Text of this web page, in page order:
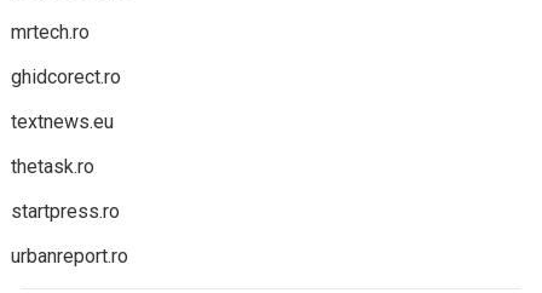
mrtech.ro
ghidcorect.ro
textnews.eu
thetask.ro
startpress.ro
urbanreport.ro